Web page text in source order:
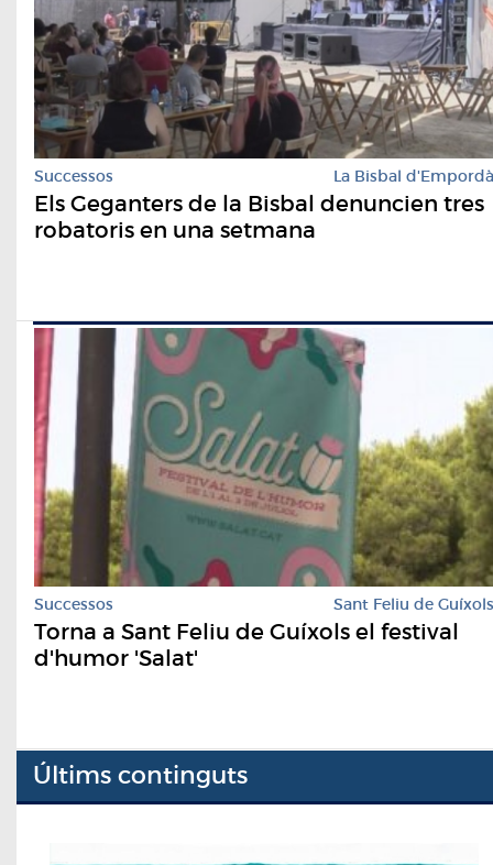
Successos La Bisbal d'Empordà
Els Geganters de la Bisbal denuncien tres
robatoris en una setmana
Successos Sant Feliu de Guíxols
Torna a Sant Feliu de Guíxols el festival
d'humor 'Salat'
Últims continguts